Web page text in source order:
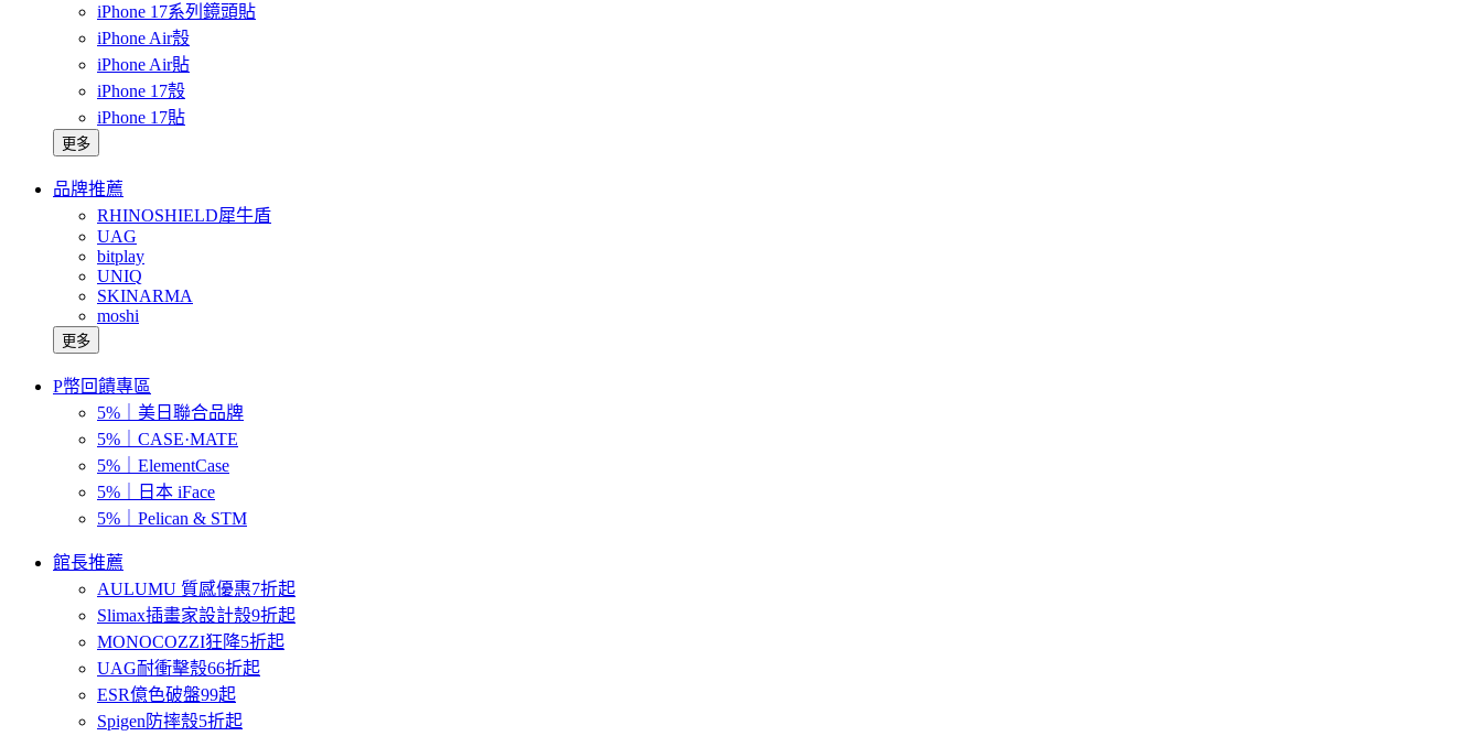
iPhone 17系列鏡頭貼
iPhone Air殼
iPhone Air貼
iPhone 17殼
iPhone 17貼
更多
品牌推薦
RHINOSHIELD犀牛盾
UAG
bitplay
UNIQ
SKINARMA
moshi
更多
P幣回饋專區
5%｜美日聯合品牌
5%｜CASE·MATE
5%｜ElementCase
5%｜日本 iFace
5%｜Pelican & STM
館長推薦
AULUMU 質感優惠7折起
Slimax插畫家設計殼9折起
MONOCOZZI狂降5折起
UAG耐衝擊殼66折起
ESR億色破盤99起
Spigen防摔殼5折起